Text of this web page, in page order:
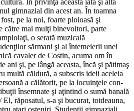
În privinţa aceasta iată şi altă
gimnazial din acest an. În toamna
pe la noi, foarte ploioasă şi
către mai mulţi binevoitori, parte
o serată muzicală
sărmani şi al întemeierii unei
cavaler de Costin, acuma om în
ani şi, pe lângă aceasta, încă şi pătimaş
multă căldură, a subscris ideii aceleia
a călătorit, pe la locuinţele con-
însemnate şi aţintind o sumă banală
El, răposatul, s-a şi bucurat, totdeauna,